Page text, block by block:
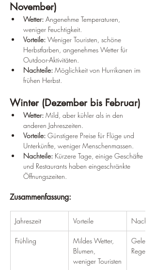
November)
Wetter: Angenehme Temperaturen,
weniger Feuchtigkeit.
Vorteile: Weniger Touristen, schöne
Herbstfarben, angenehmes Wetter für
Outdoor-Aktivitäten.
Nachteile: Möglichkeit von Hurrikanen im
frühen Herbst.
Winter (Dezember bis Februar)
Wetter: Mild, aber kühler als in den
anderen Jahreszeiten.
Vorteile: Günstigere Preise für Flüge und
Unterkünfte, weniger Menschenmassen.
Nachteile: Kürzere Tage, einige Geschäfte
und Restaurants haben eingeschränkte
Öffnungszeiten.
Zusammenfassung:
Jahreszeit Vorteile Nachteile
Frühling
Mildes Wetter,
Blumen,
weniger Touristen
Regen